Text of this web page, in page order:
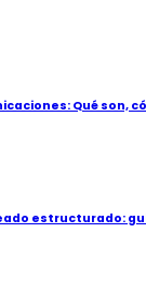
Qué son,
estructurado: